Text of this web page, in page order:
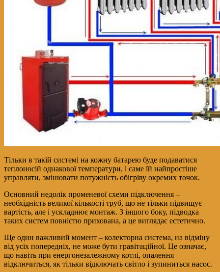
Тільки в такій системі на кожну батарею буде подаватися
теплоносій однакової температури, і саме їй найпростіше
управляти, змінювати потужність обігріву окремих точок.
Основний недолік променевої схеми підключення –
необхідність великої кількості труб, що не тільки підвищує
вартість, але і ускладнює монтаж. З іншого боку, підводка
таких систем повністю прихована, а це виглядає естетично.
Ще один важливий момент – колекторна система, на відміну
від усіх попередніх, не може бути гравітаційної. Це означає,
що навіть при енергонезалежному котлі, опалення
відключиться, як тільки відключать світло і зупиниться насос.